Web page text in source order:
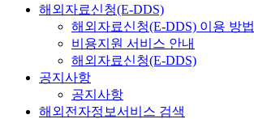
해외자료신청(E-DDS)
해외자료신청(E-DDS) 이용 방법
비용지원 서비스 안내
해외자료신청(E-DDS)
공지사항
공지사항
해외전자정보서비스 검색